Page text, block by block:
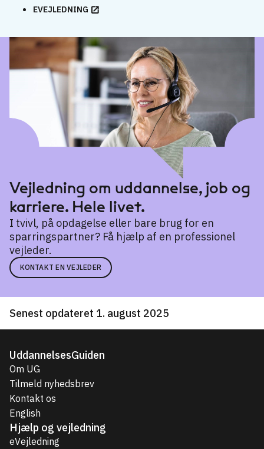
EVEJLEDNING
Vejledning om uddannelse, job og
karriere. Hele livet.
I tvivl, på opdagelse eller bare brug for en
sparringspartner? Få hjælp af en professionel
vejleder.
KONTAKT EN VEJLEDER
Senest opdateret 1. august 2025
UddannelsesGuiden
Om UG
Tilmeld nyhedsbrev
Kontakt os
English
Hjælp og vejledning
eVejledning